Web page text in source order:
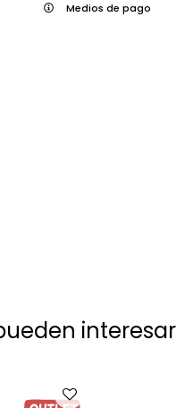
Medios de pago
interesar